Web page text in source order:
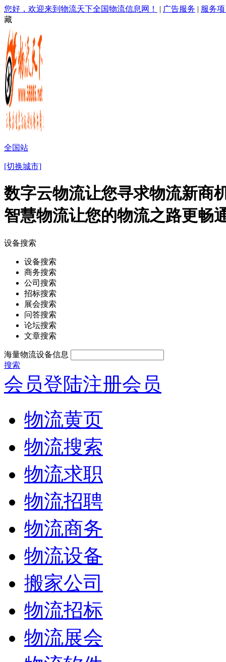
您好，欢迎来到物流天下全国物流信息网！ | 广告服务 | 服务
藏
全国站
[切换城市]
数字云物流让您寻求物流新商
智慧物流让您的物流之路更畅
设备搜索
设备搜索
商务搜索
公司搜索
招标搜索
展会搜索
问答搜索
论坛搜索
文章搜索
海量物流设备信息
搜索
会员登陆注册会员
物流黄页
物流搜索
物流求职
物流招聘
物流商务
物流设备
搬家公司
物流招标
物流展会